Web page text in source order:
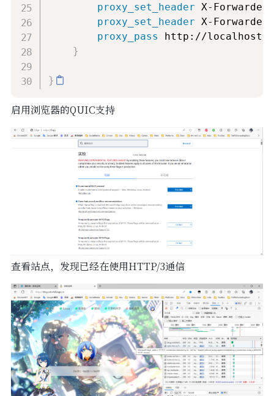
proxy_set_header X-
proxy_set_header X-
proxy_pass http://
}
}
启用浏览器的QUIC支持
查看站点，发现已经在使用HTTP/3通信